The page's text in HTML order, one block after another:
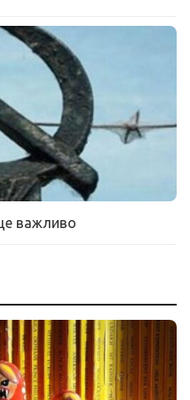
важливо